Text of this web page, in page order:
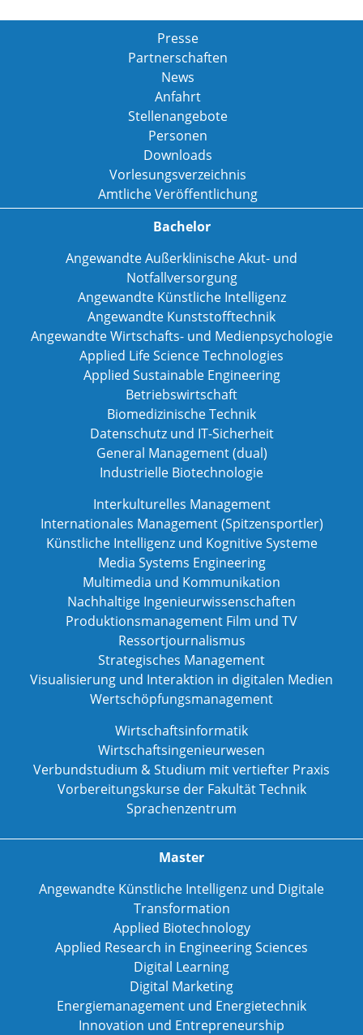
Presse
Partnerschaften
News
Anfahrt
Stellenangebote
Personen
Downloads
Vorlesungsverzeichnis
Amtliche Veröffentlichung
Bachelor
Angewandte Außerklinische Akut- und
Notfallversorgung
Angewandte Künstliche Intelligenz
Angewandte Kunststofftechnik
Angewandte Wirtschafts- und Medienpsychologie
Applied Life Science Technologies
Applied Sustainable Engineering
Betriebswirtschaft
Biomedizinische Technik
Datenschutz und IT-Sicherheit
General Management (dual)
Industrielle Biotechnologie
Interkulturelles Management
Internationales Management (Spitzensportler)
Künstliche Intelligenz und Kognitive Systeme
Media Systems Engineering
Multimedia und Kommunikation
Nachhaltige Ingenieurwissenschaften
Produktionsmanagement Film und TV
Ressortjournalismus
Strategisches Management
Visualisierung und Interaktion in digitalen Medien
Wertschöpfungsmanagement
Wirtschaftsinformatik
Wirtschaftsingenieurwesen
Verbundstudium & Studium mit vertiefter Praxis
Vorbereitungskurse der Fakultät Technik
Sprachenzentrum
Master
Angewandte Künstliche Intelligenz und Digitale
Transformation
Applied Biotechnology
Applied Research in Engineering Sciences
Digital Learning
Digital Marketing
Energiemanagement und Energietechnik
Innovation und Entrepreneurship